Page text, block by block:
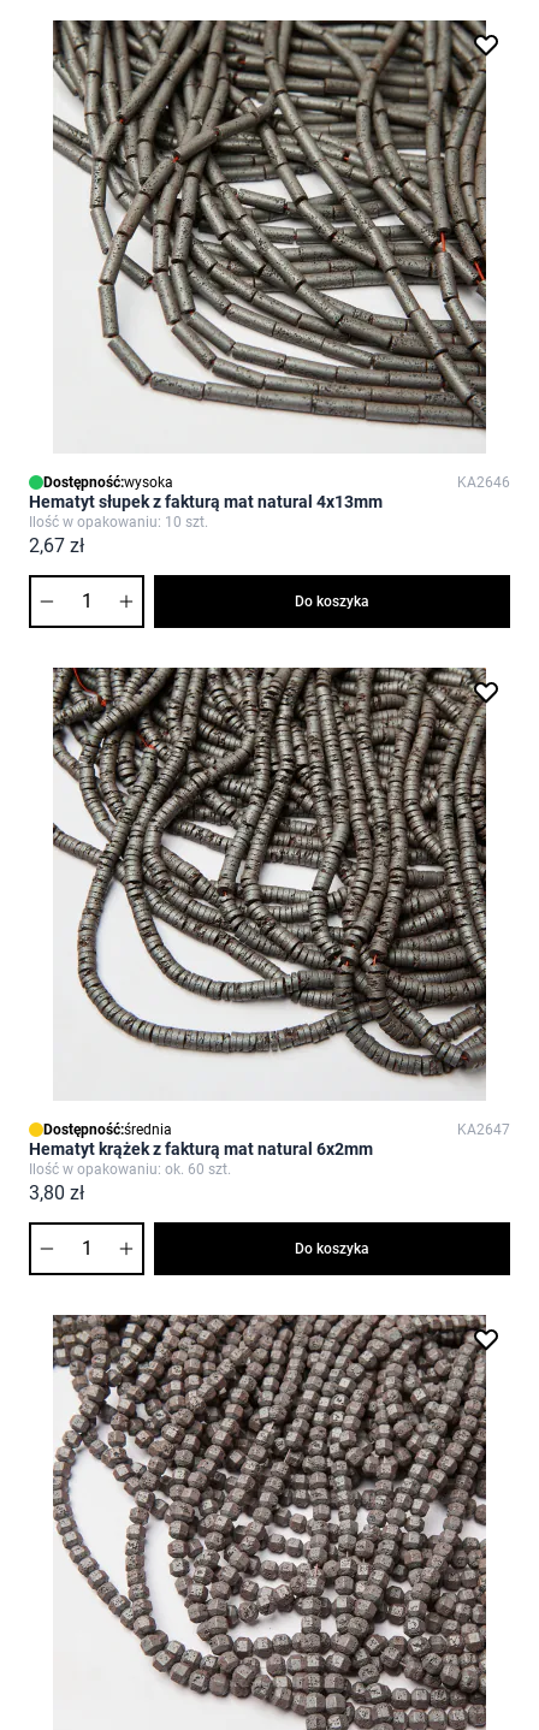
Dostępność:wysoka KA2646
Hematyt słupek z fakturą mat natural 4x13mm
Ilość w opakowaniu: 10 szt.
2,67 zł
Do koszyka
Dostępność:średnia KA2647
Hematyt krążek z fakturą mat natural 6x2mm
Ilość w opakowaniu: ok. 60 szt.
3,80 zł
Do koszyka